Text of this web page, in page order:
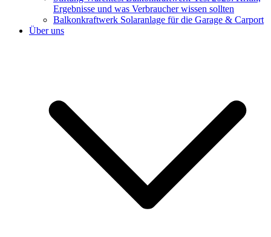
Ergebnisse und was Verbraucher wissen sollten
Balkonkraftwerk Solaranlage für die Garage & Carport
Über uns